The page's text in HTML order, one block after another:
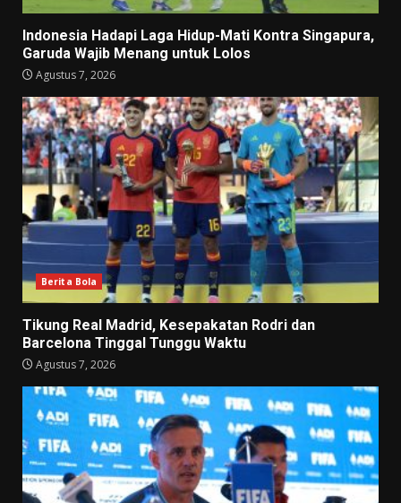
Indonesia Hadapi Laga Hidup-Mati Kontra Singapura,
Garuda Wajib Menang untuk Lolos
Agustus 7, 2026
Berita Bola
Tikung Real Madrid, Kesepakatan Rodri dan
Barcelona Tinggal Tunggu Waktu
Agustus 7, 2026